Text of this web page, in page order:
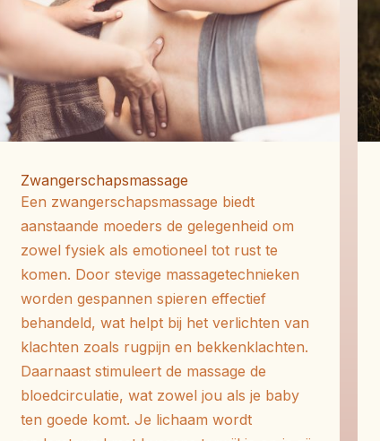
Zwangerschapsmassage
Een zwangerschapsmassage biedt
aanstaande moeders de gelegenheid om
zowel fysiek als emotioneel tot rust te
komen. Door stevige massagetechnieken
worden gespannen spieren effectief
behandeld, wat helpt bij het verlichten van
klachten zoals rugpijn en bekkenklachten.
Daarnaast stimuleert de massage de
bloedcirculatie, wat zowel jou als je baby
ten goede komt. Je lichaam wordt